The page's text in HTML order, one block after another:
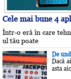
Cele mai bune 4
Într-o eră în care
ul tău poate
De
Dacă
asta